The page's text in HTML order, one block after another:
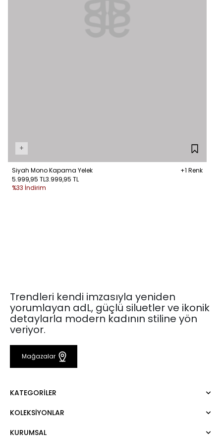
+
Siyah Mono Kapama Yelek
+1 Renk
5.999,95 TL3.999,95 TL
%33 İndirim
Trendleri kendi imzasıyla yeniden
yorumlayan adL, güçlü siluetler ve ikonik
detaylarla modern kadının stiline yön
veriyor.
Mağazalar
KATEGORILER
Elbise
KOLEKSIYONLAR
Mert Aslan
KURUMSAL